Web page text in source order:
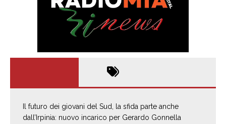
Il futuro dei giovani del Sud, la sfida parte anche
dall’Irpinia: nuovo incarico per Gerardo Gonnella